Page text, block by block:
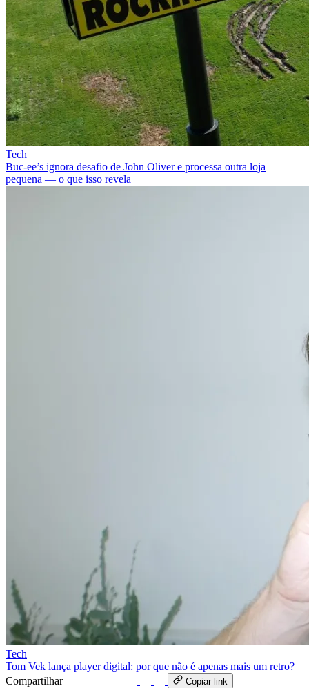
Tech
Buc-ee’s ignora desafio de John Oliver e processa outra loja
pequena — o que isso revela
Tech
Tom Vek lança player digital: por que não é apenas mais um retro?
Compartilhar
Copiar link